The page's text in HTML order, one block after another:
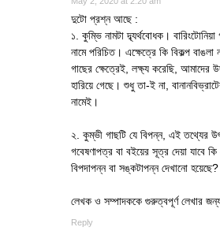
দুটো প্রশ্ন আছে :
১. কুম্ভি নামটা দ্ব্যর্থবোধক।
নামে পরিচিত। এক্ষেত্রে কি বিকল্প
গাছের ক্ষেত্রেই, লক্ষ্য করেছি, আমাদের
হারিয়ে গেছে। শুধু তা-ই না,
নামেই।
২. কুম্ভী গাছটি যে বিপন্ন, এই তথ্যের
গবেষণাপত্র বা বইয়ের সূত্র দেয়া যাবে
বিপদাপন্ন বা সঙ্কটাপন্ন দেখানো হয়েছে?
লেখক ও সম্পাদককে গুরুত্বপূর্ণ লেখার জন্য
Reply